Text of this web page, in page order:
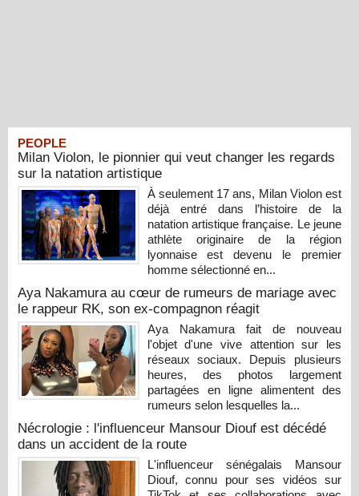
PEOPLE
Milan Violon, le pionnier qui veut changer les regards
sur la natation artistique
À seulement 17 ans, Milan Violon est
déjà entré dans l’histoire de la
natation artistique française. Le jeune
athlète originaire de la région
lyonnaise est devenu le premier
homme sélectionné en...
Aya Nakamura au cœur de rumeurs de mariage avec
le rappeur RK, son ex-compagnon réagit
Aya Nakamura fait de nouveau
l'objet d'une vive attention sur les
réseaux sociaux. Depuis plusieurs
heures, des photos largement
partagées en ligne alimentent des
rumeurs selon lesquelles la...
Nécrologie : l'influenceur Mansour Diouf est décédé
dans un accident de la route
L'influenceur sénégalais Mansour
Diouf, connu pour ses vidéos sur